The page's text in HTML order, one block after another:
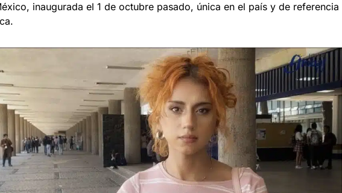
inaugurada el 1 de octubre pasado, única en el país y de referencia